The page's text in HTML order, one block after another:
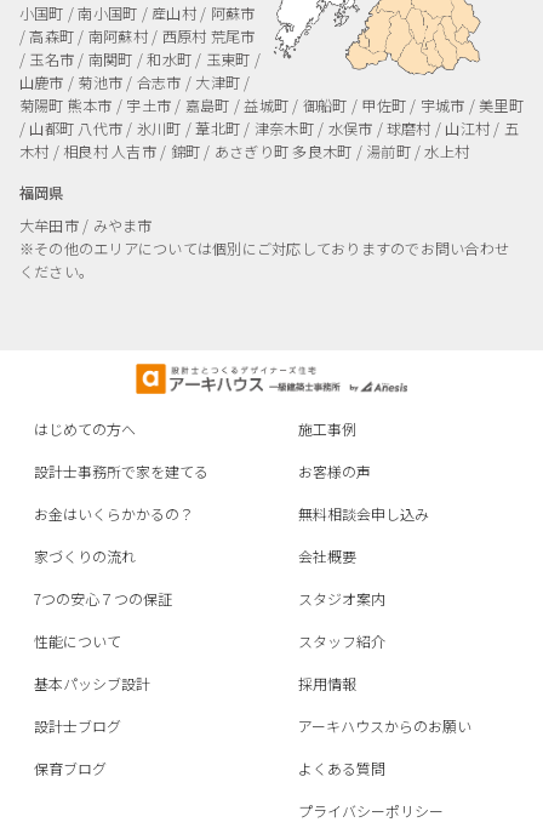
小国町 / 南小国町 / 産山村 / 阿蘇市
/ 高森町 / 南阿蘇村 / 西原村 荒尾市
/ 玉名市 / 南関町 / 和水町 / 玉東町 /
山鹿市 / 菊池市 / 合志市 / 大津町 /
菊陽町 熊本市 / 宇土市 / 嘉島町 / 益城町 / 御船町 / 甲佐町 / 宇城市 / 美里町
/ 山都町 八代市 / 氷川町 / 葦北町 / 津奈木町 / 水俣市 / 球磨村 / 山江村 / 五
木村 / 相良村人吉市 / 錦町 / あさぎり町 多良木町 / 湯前町 / 水上村
福岡県
大牟田市 / みやま市
※その他のエリアについては個別にご対応しておりますのでお問い合わせ
ください。
はじめての方へ
設計士事務所で家を建てる
お金はいくらかかるの？
家づくりの流れ
7つの安心７つの保証
性能について
基本パッシブ設計
設計士ブログ
保育ブログ
施工事例
お客様の声
無料相談会申し込み
会社概要
スタジオ案内
スタッフ紹介
採用情報
アーキハウスからのお願い
よくある質問
プライバシーポリシー